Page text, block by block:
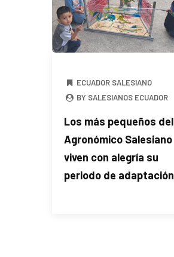
ECUADOR SALESIANO
BY SALESIANOS ECUADOR
Los más pequeños del
Agronómico Salesiano
viven con alegría su
periodo de adaptación